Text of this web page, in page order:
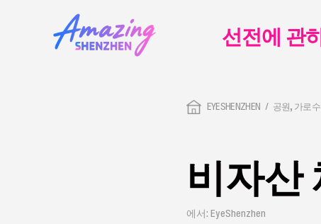
EYESHENZHEN 공원, 가로
비자산
에서: EyeShenzhen
선전에 관